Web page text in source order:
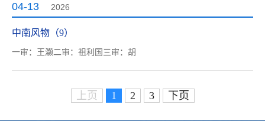
04-13 2026
中南风物（9）
一审：王灏二审：祖利国三审：胡
上页 1 2 3 下页